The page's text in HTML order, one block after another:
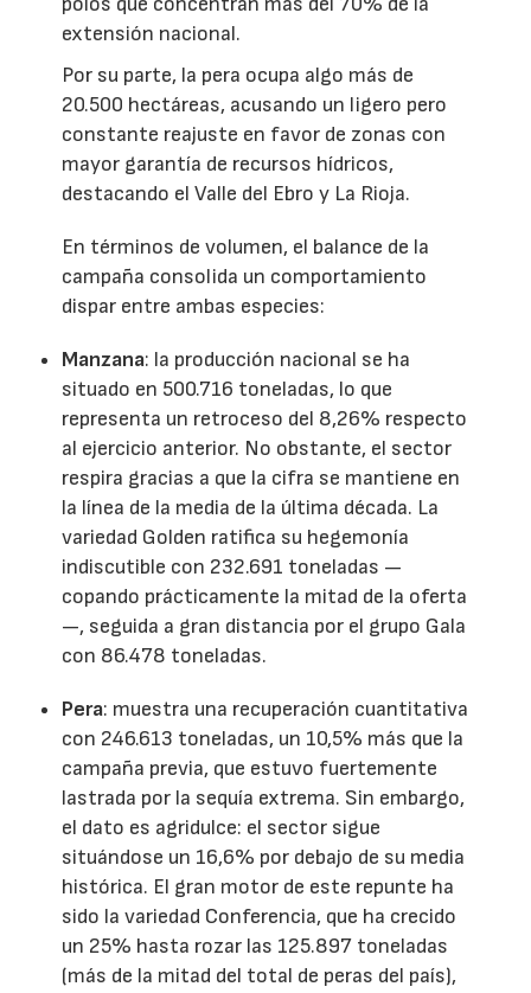
extensión nacional.
Por su parte, la pera ocupa algo más de
20.500 hectáreas, acusando un ligero pero
constante reajuste en favor de zonas con
mayor garantía de recursos hídricos,
destacando el Valle del Ebro y La Rioja.
En términos de volumen, el balance de la
campaña consolida un comportamiento
dispar entre ambas especies:
Manzana: la producción nacional se ha
situado en 500.716 toneladas, lo que
representa un retroceso del 8,26% respecto
al ejercicio anterior. No obstante, el sector
respira gracias a que la cifra se mantiene en
la línea de la media de la última década. La
variedad Golden ratifica su hegemonía
indiscutible con 232.691 toneladas —
copando prácticamente la mitad de la oferta
—, seguida a gran distancia por el grupo Gala
con 86.478 toneladas.
Pera: muestra una recuperación cuantitativa
con 246.613 toneladas, un 10,5% más que la
campaña previa, que estuvo fuertemente
lastrada por la sequía extrema. Sin embargo,
el dato es agridulce: el sector sigue
situándose un 16,6% por debajo de su media
histórica. El gran motor de este repunte ha
sido la variedad Conferencia, que ha crecido
un 25% hasta rozar las 125.897 toneladas
(más de la mitad del total de peras del país),